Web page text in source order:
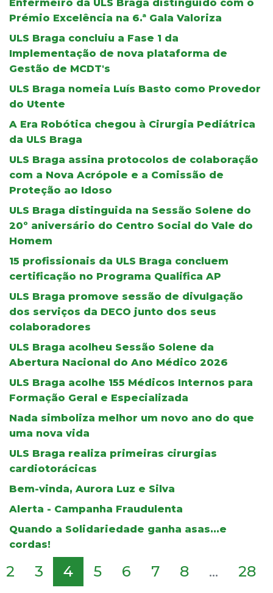
Enfermeiro da ULS Braga distinguido com o
Prémio Excelência na 6.ª Gala Valoriza
ULS Braga concluiu a Fase 1 da
Implementação de nova plataforma de
Gestão de MCDT's
ULS Braga nomeia Luís Basto como Provedor
do Utente
A Era Robótica chegou à Cirurgia Pediátrica
da ULS Braga
ULS Braga assina protocolos de colaboração
com a Nova Acrópole e a Comissão de
Proteção ao Idoso
ULS Braga distinguida na Sessão Solene do
20º aniversário do Centro Social do Vale do
Homem
15 profissionais da ULS Braga concluem
certificação no Programa Qualifica AP
ULS Braga promove sessão de divulgação
dos serviços da DECO junto dos seus
colaboradores
ULS Braga acolheu Sessão Solene da
Abertura Nacional do Ano Médico 2026
ULS Braga acolhe 155 Médicos Internos para
Formação Geral e Especializada
Nada simboliza melhor um novo ano do que
uma nova vida
ULS Braga realiza primeiras cirurgias
cardiotorácicas
Bem-vinda, Aurora Luz e Silva
Alerta - Campanha Fraudulenta
Quando a Solidariedade ganha asas...e
cordas!
2 3 4 5 6 7 8 ... 28